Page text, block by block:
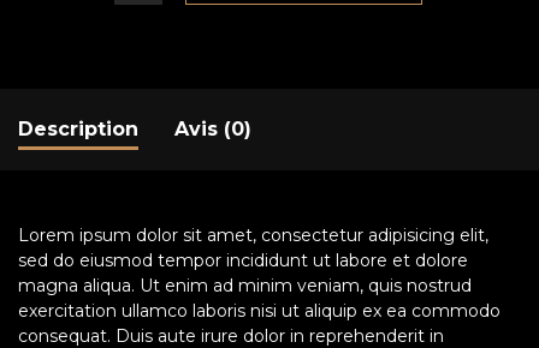
Description Avis (0)
Lorem ipsum dolor sit amet, consectetur adipisicing elit,
sed do eiusmod tempor incididunt ut labore et dolore
magna aliqua. Ut enim ad minim veniam, quis nostrud
exercitation ullamco laboris nisi ut aliquip ex ea commodo
consequat. Duis aute irure dolor in reprehenderit in